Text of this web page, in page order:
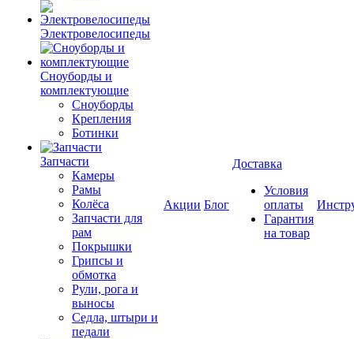
Электровелосипеды
Cноуборды и
комплектующие
Сноуборды
Крепления
Ботинки
Запчасти
Камеры
Рамы
Колёса
Запчасти для
рам
Покрышки
Грипсы и
обмотка
Рули, рога и
выносы
Седла, штыри и
педали
Акции Блог
Доставка
Условия
оплаты
Гарантия
на товар